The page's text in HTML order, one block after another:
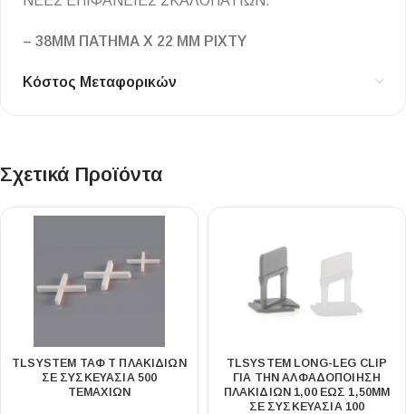
– 38ΜΜ ΠΑΤΗΜΑ Χ 22 ΜΜ ΡΙΧΤΥ
Κόστος Μεταφορικών
Σχετικά Προϊόντα
TLSYSTEM ΤΑΦ Τ ΠΛΑΚΙΔΙΩΝ
ΣΕ ΣΥΣΚΕΥΑΣΙΑ 500
ΤΕΜΑΧΙΩΝ
TLSYSTEM LONG-LEG CLIP
ΓΙΑ ΤΗΝ ΑΛΦΑΔΟΠΟΙΗΣΗ
ΠΛΑΚΙΔΙΩΝ 1,00 ΕΩΣ 1,50MM
ΣΕ ΣΥΣΚΕΥΑΣΙΑ 100